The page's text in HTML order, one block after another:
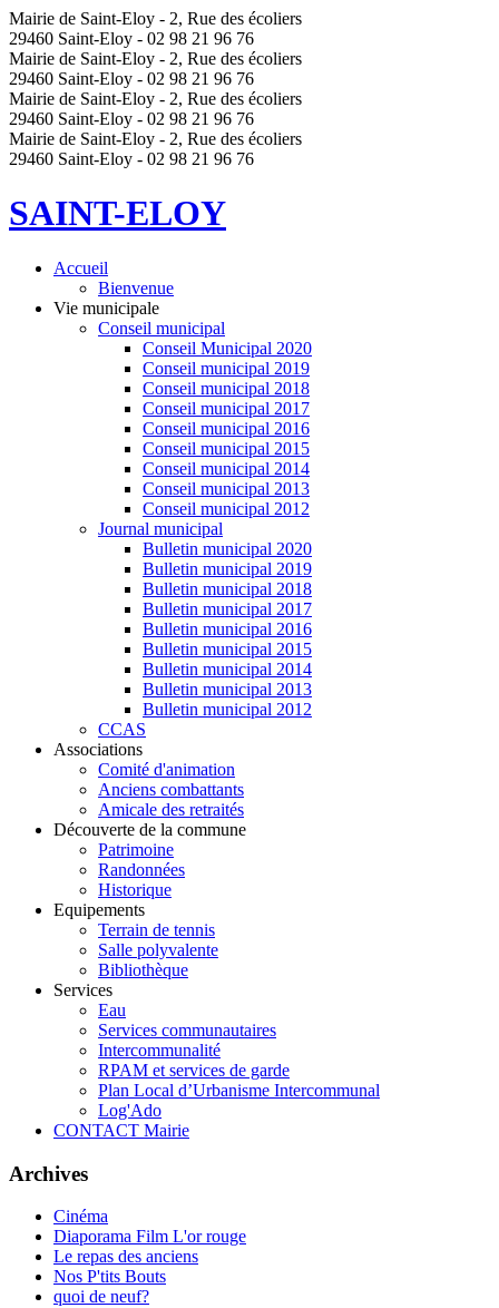
Mairie de Saint-Eloy - 2, Rue des écoliers
29460 Saint-Eloy - 02 98 21 96 76
Mairie de Saint-Eloy - 2, Rue des écoliers
29460 Saint-Eloy - 02 98 21 96 76
Mairie de Saint-Eloy - 2, Rue des écoliers
29460 Saint-Eloy - 02 98 21 96 76
Mairie de Saint-Eloy - 2, Rue des écoliers
29460 Saint-Eloy - 02 98 21 96 76
SAINT-ELOY
Accueil
Bienvenue
Vie municipale
Conseil municipal
Conseil Municipal 2020
Conseil municipal 2019
Conseil municipal 2018
Conseil municipal 2017
Conseil municipal 2016
Conseil municipal 2015
Conseil municipal 2014
Conseil municipal 2013
Conseil municipal 2012
Journal municipal
Bulletin municipal 2020
Bulletin municipal 2019
Bulletin municipal 2018
Bulletin municipal 2017
Bulletin municipal 2016
Bulletin municipal 2015
Bulletin municipal 2014
Bulletin municipal 2013
Bulletin municipal 2012
CCAS
Associations
Comité d'animation
Anciens combattants
Amicale des retraités
Découverte de la commune
Patrimoine
Randonnées
Historique
Equipements
Terrain de tennis
Salle polyvalente
Bibliothèque
Services
Eau
Services communautaires
Intercommunalité
RPAM et services de garde
Plan Local d’Urbanisme Intercommunal
Log'Ado
CONTACT Mairie
Archives
Cinéma
Diaporama Film L'or rouge
Le repas des anciens
Nos P'tits Bouts
quoi de neuf?